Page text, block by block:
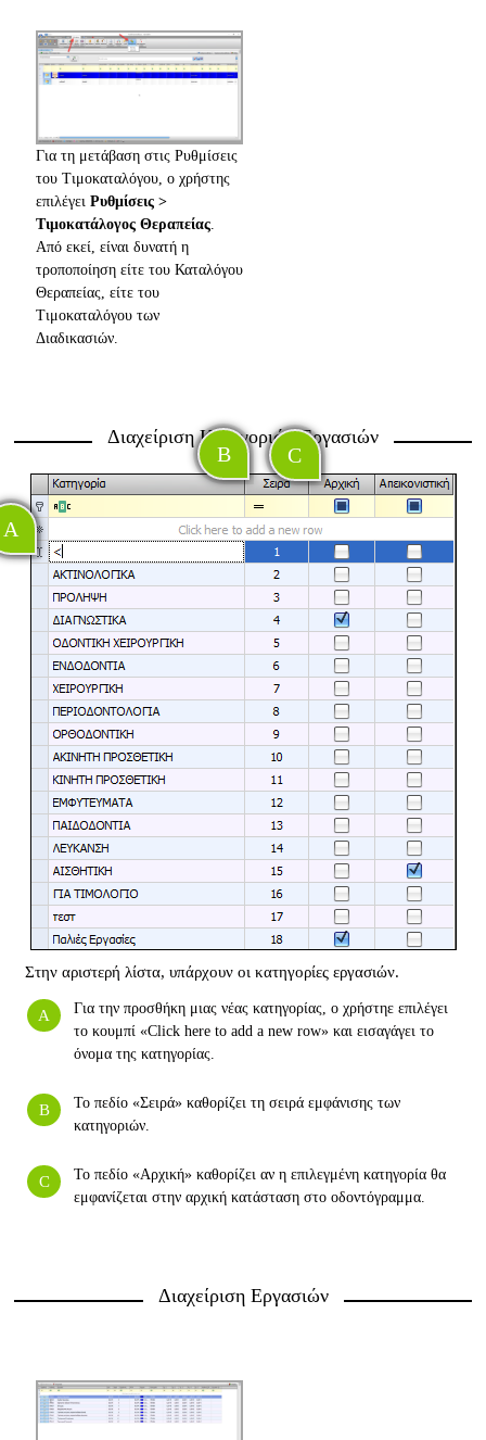
Για τη μετάβαση στις Ρυθμίσεις
του Τιμοκαταλόγου, ο χρήστης
επιλέγει Ρυθμίσεις >
Τιμοκατάλογος Θεραπείας
Από εκεί, είναι δυνατή η
τροποποίηση είτε του Καταλόγου
Θεραπείας, είτε του
Τιμοκαταλόγου των
Διαδικασιών.
Διαχείριση Κατηγοριών Εργασιών
Για την προσθήκη μιας νέας κατηγορίας, ο χρήστηε επιλέγει
το κουμπί «Click here to add a new row» και εισαγάγει το
όνομα της κατηγορίας.
Το πεδίο «Σειρά» καθορίζει τη σειρά εμφάνισης των
κατηγοριών.
Το πεδίο «Αρχική» καθορίζει αν η επιλεγμένη κατηγορία θα
εμφανίζεται στην αρχική κατάσταση στο οδοντόγραμμα.
Στην αριστερή λίστα, υπάρχουν οι κατηγορίες εργασιών.
Διαχείριση Εργασιών